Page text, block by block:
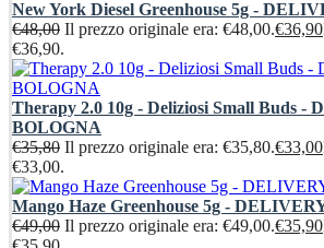
New York Diesel Greenhouse 5g -
€48,00 Il prezzo originale era: €48,00.€36,90
€36,90.
Therapy 2.0 10g - Deliziosi Small Buds -
BOLOGNA
€35,80 Il prezzo originale era: €35,80.€33,00
€33,00.
Mango Haze Greenhouse 5g -
€49,00 Il prezzo originale era: €49,00.€35,90